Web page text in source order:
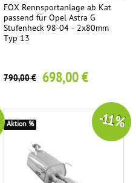
FOX Rennsportanlage ab Kat
passend für Opel Astra G
Stufenheck 98-04 - 2x80mm
Typ 13
790,00 € 698,00 €
-11 %
Aktion %